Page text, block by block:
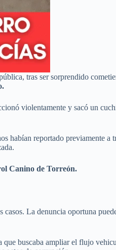
tras ser sorprendido
violentamente y sacó un
habían reportado previamente a
Canino de Torreón.
La denuncia oportuna
buscaba ampliar el flujo